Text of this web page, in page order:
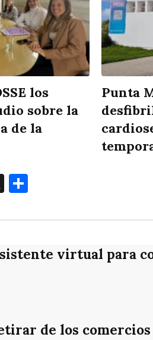
los
sobre la
de la
Punta
X
virtual para
de los